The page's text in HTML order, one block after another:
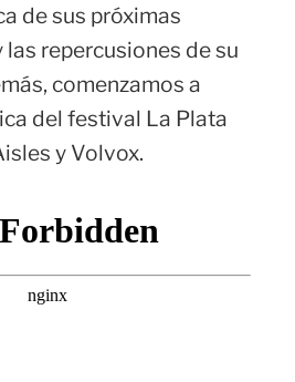
de sus próximas
repercusiones de su
comenzamos a
del festival La Plata
y Volvox.